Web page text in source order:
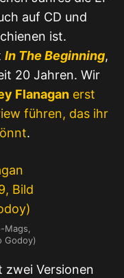
auf CD und
ist.
In The Beginning,
20 Jahren. Wir
Flanagan erst
führen, das ihr
.
Mags,
Godoy)
zwei Versionen